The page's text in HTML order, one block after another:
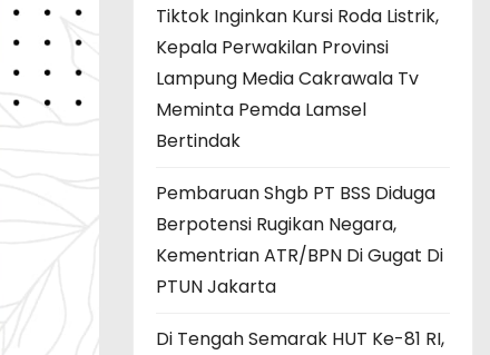
Tiktok Inginkan Kursi Roda Listrik,
Kepala Perwakilan Provinsi
Lampung Media Cakrawala Tv
Meminta Pemda Lamsel
Bertindak
Pembaruan Shgb PT BSS Diduga
Berpotensi Rugikan Negara,
Kementrian ATR/BPN Di Gugat Di
PTUN Jakarta
Di Tengah Semarak HUT Ke-81 RI,